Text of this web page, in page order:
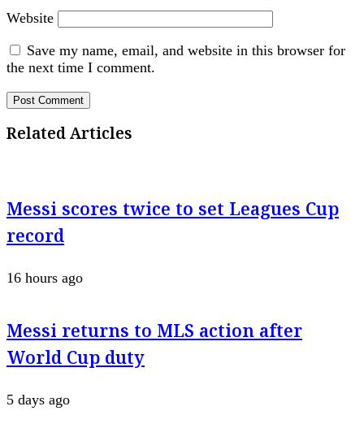
Website
Save my name, email, and website in this browser for
the next time I comment.
Related Articles
Messi scores twice to set Leagues Cup
record
16 hours ago
Messi returns to MLS action after
World Cup duty
5 days ago